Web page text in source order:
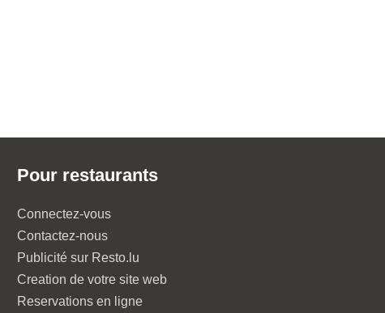
Pour restaurants
Connectez-vous
Contactez-nous
Publicité sur Resto.lu
Creation de votre site web
Reservations en ligne